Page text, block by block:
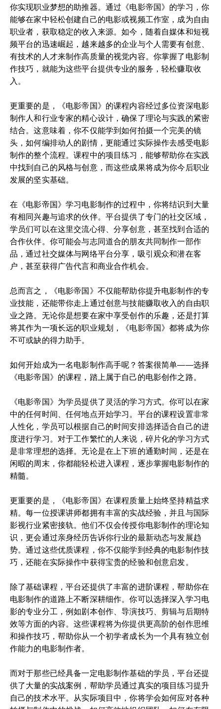
你实现职业梦想的助推器。通过《电影帝国》的学习，你
能够在家中轻松创建自己的电影或视频工作室，成为自由
职业者，获取稳定的收入来源。如今，随着自媒体和短视
频平台的迅速崛起，越来越多的企业与个人需要有创意、
有技术的人才来制作高质量的视觉内容。你掌握了电影制
作技巧，就能为这些平台提供专业的服务，轻松赚取收
入。
更重要的是，《电影帝国》的课程内容经过多位资深电影
制作人和行业专家的精心设计，确保了理论与实践的紧密
结合。这意味着，你不仅能学到如何拍摄一个完美的镜
头，如何编排动人的剧情，更能通过实际操作去感受电影
制作的整个流程。课程中的项目练习，能够帮助你在实践
中找到自己的风格与创意，而这些成果将成为你今后职业
发展的坚实基础。
在《电影帝国》学习电影制作的过程中，你将结识到大量
有相同兴趣与追求的伙伴。平台提供了专门的社交区域，
学员们可以在这里交流心得、分享创意，甚至找到合适的
合作伙伴。你可能会与志同道合的朋友共同制作一部作
品，通过社交媒体与网络平台分享，吸引观众和潜在客
户，甚至获得广告代言和商业合作机会。
总而言之，《电影帝国》不仅能帮助你提升电影制作的专
业技能，还能带你走上通过创意与技能赚取收入的自由职
业之路。无论你是想要在家中享受创作的乐趣，还是打算
将其作为一项长远的职业规划，《电影帝国》都将成为你
不可或缺的得力助手。
如何开始成为一名电影制作高手呢？答案很简单——选择
《电影帝国》的课程，踏上属于自己的电影创作之路。
《电影帝国》为学员提供了灵活的学习方式。你可以在家
中的任何时间、任何地点开始学习。平台的课程设置非常
人性化，学员可以根据自己的时间安排选择适合自己的进
度进行学习。对于工作繁忙的人来说，碎片化的学习方式
是非常理想的选择。无论是在上下班的通勤时间，还是在
闲暇的周末，你都能轻松进入课程，逐步掌握电影制作的
精髓。
更重要的是，《电影帝国》在课程质量上始终坚持精益求
精。每一位授课讲师都拥有丰富的实战经验，并且与国际
影视行业紧密接轨。他们不仅会传授你电影制作的理论知
识，更会通过亲身经历告诉你行业的最新动态与发展趋
势。通过这些优质课程，你不仅能学到经典的电影制作技
巧，还能在实际操作中获得宝贵的经验和创意启发。
除了基础课程，平台还提供了丰富的进阶课程，帮助你在
电影制作的道路上不断深耕细作。你可以选择深入学习电
影的专业分工，例如剧本创作、导演技巧、剪辑与后期特
效等方面的内容。这些课程将为你提供更高阶的创作思维
和操作技巧，帮助你从一个初学者成长为一个具有独立创
作能力的电影制作者。
而对于那些已经具备一定电影制作基础的学员，平台还提
供了大量的实战案例，帮助学员通过真实的项目练习提升
自己的技术水平。从实际项目中，你将学会如何应对各种